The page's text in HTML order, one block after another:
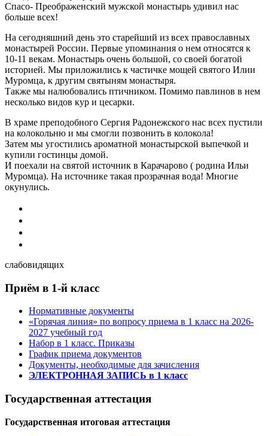
Спасо- Преображенский мужской монастырь удивил нас
больше всех!
На сегодняшний день это старейший из всех православных
монастырей России. Первые упоминания о нем относятся к
10-11 векам. Монастырь очень большой, со своей богатой
историей. Мы приложились к частичке мощей святого Илии
Муромца, к другим святыням монастыря.
Также мы налюбовались птичником. Помимо павлинов в нем
несколько видов кур и цесарки.
В храме преподобного Сергия Радонежского нас всех пустили
на колокольню и мы смогли позвонить в колокола!
Затем мы угостились ароматной монастырской выпечкой и
купили гостинцы домой.
И поехали на святой источник в Карачарово ( родина Ильи
Муромца). На источнике такая прозрачная вода! Многие
окунулись.
слабовидящих
Приём в 1-й класс
Нормативные документы
«Горячая линия» по вопросу приема в 1 класс на 2026-
2027 учебный год
Набор в 1 класс. Приказы
График приема документов
Документы, необходимые для зачисления
ЭЛЕКТРОННАЯ ЗАПИСЬ в 1 класс
Государственная аттестация
Государственная итоговая аттестация